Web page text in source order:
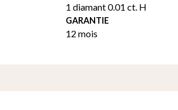
1 diamant 0.01 ct. H
GARANTIE
12 mois